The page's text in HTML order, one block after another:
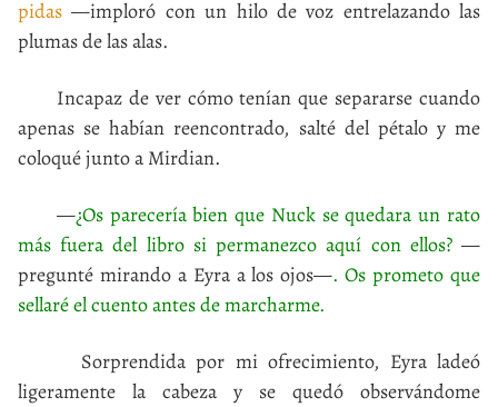
pidas —imploró con un hilo de voz entrelazando las
plumas de las alas.
Incapaz de ver cómo tenían que separarse cuando
apenas se habían reencontrado, salté del pétalo y me
coloqué junto a Mirdian.
—¿Os parecería bien que Nuck se quedara un rato
más fuera del libro si permanezco aquí con ellos?—
pregunté mirando a Eyra a los ojos—. Os prometo que
sellaré el cuento antes de marcharme.
Sorprendida por mi ofrecimiento, Eyra ladeó
ligeramente la cabeza y se quedó observándome